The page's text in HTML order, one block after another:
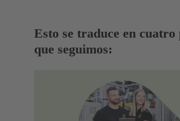
Esto se traduce en cuatro
que seguimos: